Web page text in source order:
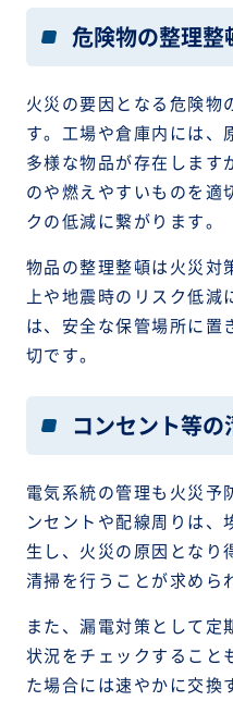
危険物の整理整
火災の要因となる危険物
す。工場や倉庫内には、
多様な物品が存在します
のや燃えやすいものを適
クの低減に繋がります。
物品の整理整頓は火災対
上や地震時のリスク低
は、安全な保管場所に置
切です。
コンセント等
電気系統の管理も火災予
ンセントや配線周りは、
生し、火災の原因となり
清掃を行うことが求めら
また、漏電対策として定
状況をチェックすること
た場合には速やかに交換